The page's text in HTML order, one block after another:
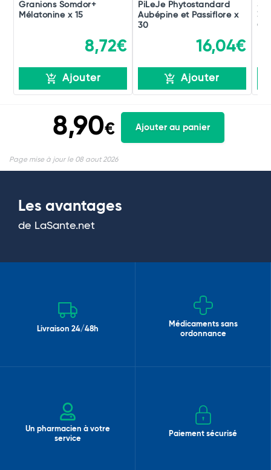
Granions Somdor+
Mélatonine x 15
8,72€
Ajouter
PiLeJe Phytostandard
Aubépine et Passiflore x
30
16,04€
Ajouter
30
8,90€ Ajouter au panier
Page mise à jour le 08 aout 2026
Les avantages
de LaSante.net
Livraison 24/48h
Médicaments sans
ordonnance
Un pharmacien à votre
service
Paiement sécurisé